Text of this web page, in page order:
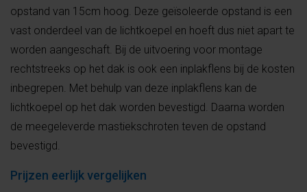
opstand van 15cm hoog. Deze geïsoleerde opstand is een
vast onderdeel van de lichtkoepel en hoeft dus niet apart te
worden aangeschaft. Bij de uitvoering voor montage
rechtstreeks op het dak is ook een inplakflens bij de kosten
inbegrepen. Met behulp van deze inplakflens kan de
lichtkoepel op het dak worden bevestigd. Daarna worden
de meegeleverde mastiekschroten teven de opstand
bevestigd.
Prijzen eerlijk vergelijken